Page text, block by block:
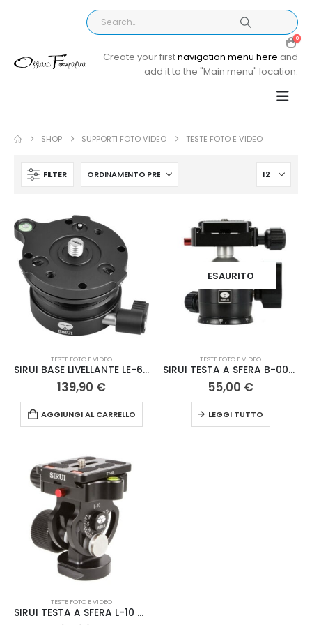
0
Create your firstnavigation menu here and
add it to the "Main menu" location.
SHOP SUPPORTI FOTO VIDEO TESTE FOTO E VIDEO
FILTER
TESTE FOTO E VIDEO
SIRUI BASE LIVELLANTE LE-60 ALLUMINIO
139,90 €
AGGIUNGI AL CARRELLO
ESAURITO
TESTE FOTO E VIDEO
SIRUI TESTA A SFERA B-00K ALLUMINIO
55,00 €
LEGGI TUTTO
TESTE FOTO E VIDEO
SIRUI TESTA A SFERA L-10 ALLUMINIO